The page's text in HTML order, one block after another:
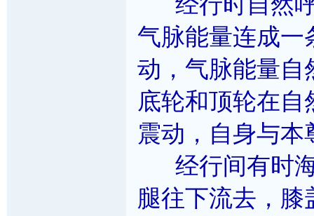
气脉能量连成一
动，气脉能量自
底轮和顶轮在
震动，自身与
经行间有时海
腿往下流去，